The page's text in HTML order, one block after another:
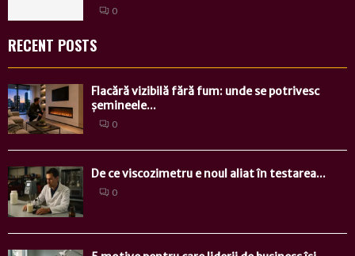
0
RECENT POSTS
Flacără vizibilă fără fum: unde se potrivesc
șemineele...
0
De ce viscozimetru e noul aliat în testarea...
0